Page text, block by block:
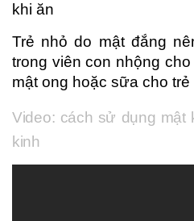
khi ăn
Trẻ nhỏ do mật đắng
trong viên con nhộng
mật ong hoặc sữa cho trẻ
Video: cách sử dụng mật
kinh